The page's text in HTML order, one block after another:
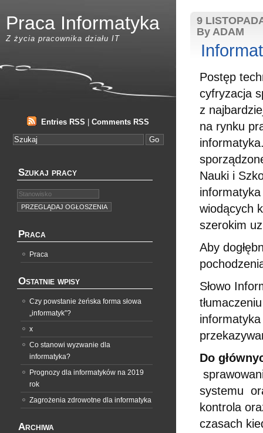
9
By ADAM
Postęp
cyfryzacja
z
na rynku
Nauki i
wiodących
szerokim
Aby
Słowo
Do
systemu
kontrola
czasach
Praca Informatyka
Z życia pracownika działu IT
Entries RSS Comments RSS
Szukaj pracy
Praca
Praca
Ostatnie wpisy
Czy powstanie żeńska forma słowa
„informatyk”?
x
Co stanowi wyzwanie dla
informatyka?
Prognozy dla informatyków na 2019
rok
Zagrożenia zdrowotne dla informatyka
Archiwa